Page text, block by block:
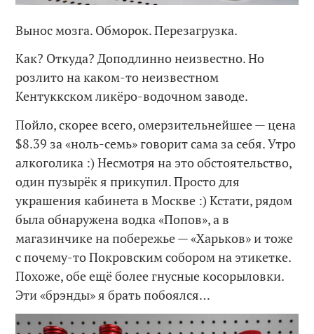
Вынос мозга. Обморок. Перезагрузка.
Как? Откуда? Доподлинно неизвестно. Но
розлито на каком-то неизвестном
Кентуккском ликёро-водочном заводе.
Пойло, скорее всего, омерзительнейшее — цена
$8.39 за «ноль-семь» говорит сама за себя. Утро
алкоголика :) Несмотря на это обстоятельство,
один пузырёк я прикупил. Просто для
украшения кабинета в Москве :) Кстати, рядом
была обнаружена водка «Попов», а в
магазинчике на побережье — «Харьков» и тоже
c почему-то Покровским собором на этикетке.
Похоже, обе ещё более гнусные косорыловки.
Эти «брэнды» я брать побоялся…